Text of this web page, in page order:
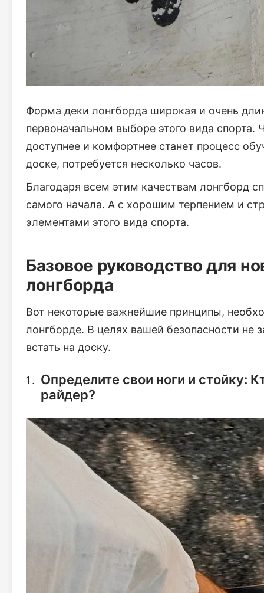
Форма деки лонгборда широкая и очень
первоначальном выборе этого вида
доступнее и комфортнее станет процесс
доске, потребуется несколько часов.
Благодаря всем этим качествам лонгборд
самого начала. А с хорошим терпением и
элементами этого вида спорта.
Базовое руководство для
лонгборда
Вот некоторые важнейшие принципы,
лонгборде. В целях вашей безопасности не
встать на доску.
Определите свои ноги и стойку:
райдер?